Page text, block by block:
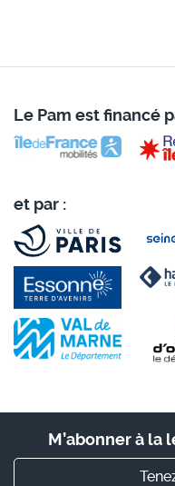
Le Pam est financé
et par :
M’abonner à